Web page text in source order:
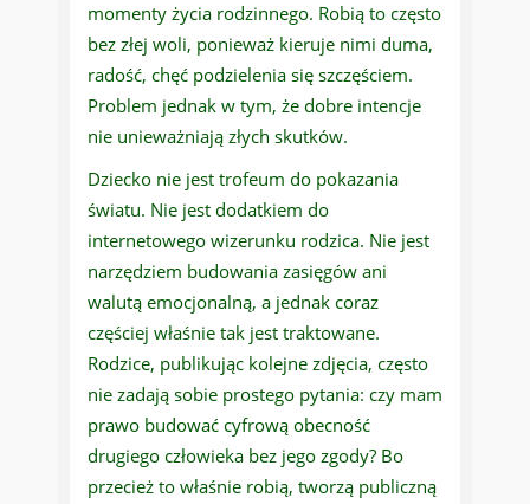
momenty życia rodzinnego. Robią to często
bez złej woli, ponieważ kieruje nimi duma,
radość, chęć podzielenia się szczęściem.
Problem jednak w tym, że dobre intencje
nie unieważniają złych skutków.
Dziecko nie jest trofeum do pokazania
światu. Nie jest dodatkiem do
internetowego wizerunku rodzica. Nie jest
narzędziem budowania zasięgów ani
walutą emocjonalną, a jednak coraz
częściej właśnie tak jest traktowane.
Rodzice, publikując kolejne zdjęcia, często
nie zadają sobie prostego pytania: czy mam
prawo budować cyfrową obecność
drugiego człowieka bez jego zgody? Bo
przecież to właśnie robią, tworzą publiczną